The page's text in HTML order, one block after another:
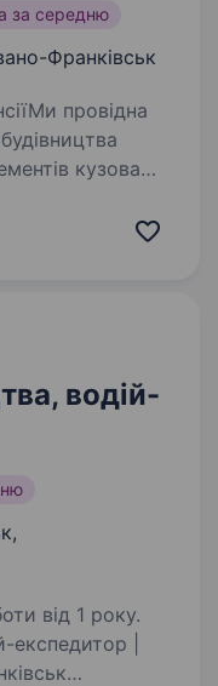
за середню
Франківськ
кузова
водій-
від 1 року.
експедитор |